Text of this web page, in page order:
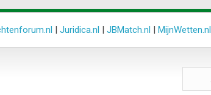
| Juridica.nl | JBMatch.nl | MijnWetten.nl